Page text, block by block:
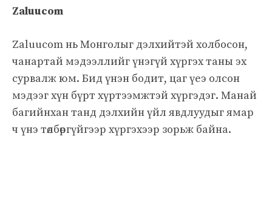
Zaluucom
Zaluucom нь Монголыг дэлхийтэй холбосон,
чанартай мэдээллийг үнэгүй хүргэх таны эх
сурвалж юм. Бид үнэн бодит, цаг үеэ олсон
мэдээг хүн бүрт хүртээмжтэй хүргэдэг. Манай
багийнхан танд дэлхийн үйл явдлуудыг ямар
ч үнэ төлбөргүйгээр хүргэхээр зорьж байна.